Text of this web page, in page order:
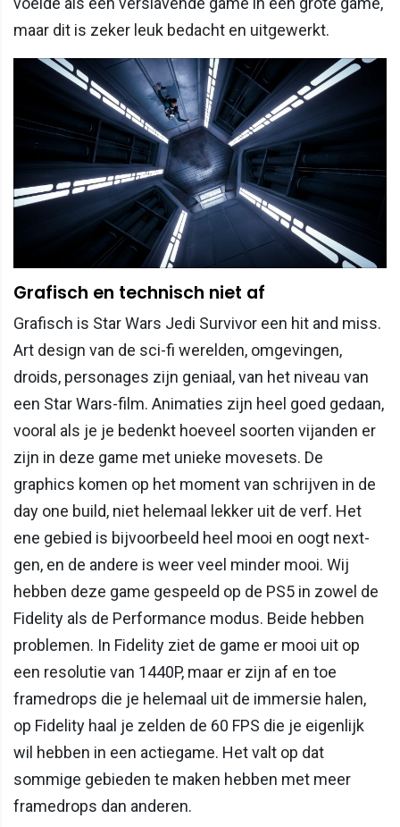
maar dit is zeker leuk bedacht en uitgewerkt.
Grafisch en technisch niet af
Grafisch is Star Wars Jedi Survivor een hit and miss.
Art design van de sci-fi werelden, omgevingen,
droids, personages zijn geniaal, van het niveau van
een Star Wars-film. Animaties zijn heel goed gedaan,
vooral als je je bedenkt hoeveel soorten vijanden er
zijn in deze game met unieke movesets. De
graphics komen op het moment van schrijven in de
day one build, niet helemaal lekker uit de verf. Het
ene gebied is bijvoorbeeld heel mooi en oogt next-
gen, en de andere is weer veel minder mooi. Wij
hebben deze game gespeeld op de PS5 in zowel de
Fidelity als de Performance modus. Beide hebben
problemen. In Fidelity ziet de game er mooi uit op
een resolutie van 1440P, maar er zijn af en toe
framedrops die je helemaal uit de immersie halen,
op Fidelity haal je zelden de 60 FPS die je eigenlijk
wil hebben in een actiegame. Het valt op dat
sommige gebieden te maken hebben met meer
framedrops dan anderen.